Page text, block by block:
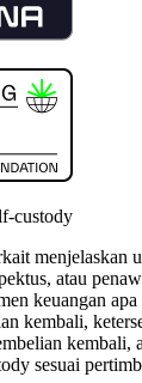
custody
menjelaskan
atau
keuangan
kembali,
kembali,
sesuai